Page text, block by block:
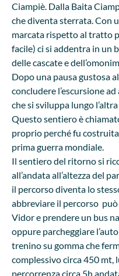
Ciampiè. Dalla Baita
che diventa sterrata. Con
marcata rispetto al tratto
facile) ci si addentra in un
delle cascate e
Dopo una pausa gustosa
concludere l’escursione
che si sviluppa lungo
Questo sentiero è
proprio perché fu
prima guerra mondiale.
Il sentiero del ritorno si
all’andata all’altezza del
il percorso diventa lo
abbreviare il percorso può
Vidor e prendere un bus
oppure parcheggiare
trenino su gomma che
complessivo circa 450 mt,
percorrenza circa 5h